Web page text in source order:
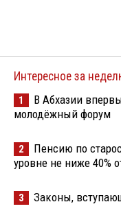
Интересное за
1
В Абхазии
молодёжный форум
2
Пенсию по
уровне не ниже 40%
3 Законы,